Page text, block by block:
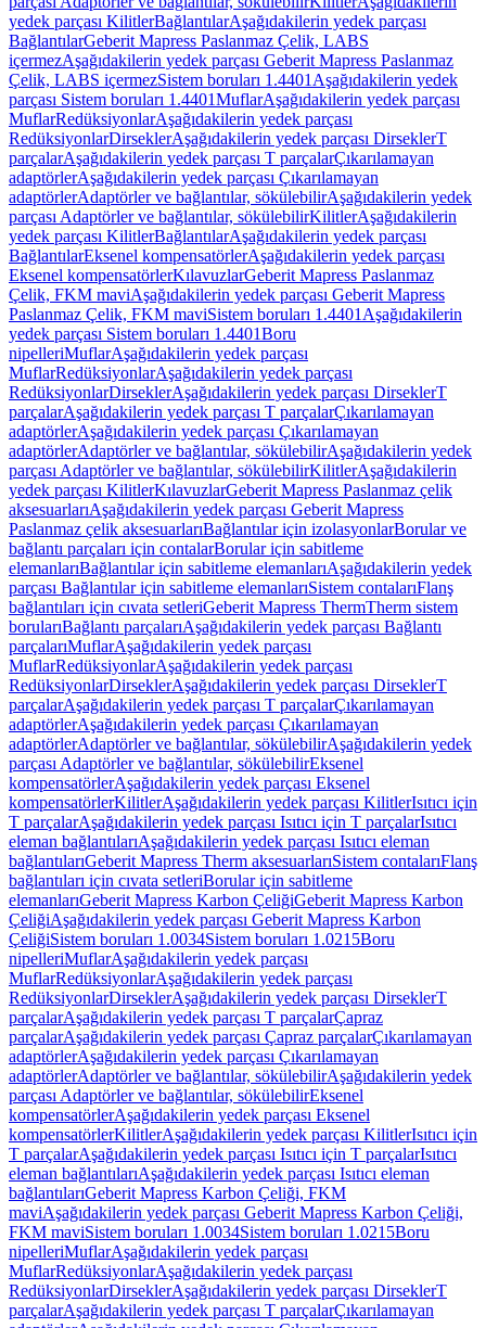
yedek parçası KilitlerBağlantılarAşağıdakilerin yedek parçası
BağlantılarGeberit Mapress Paslanmaz Çelik, LABS
içermezAşağıdakilerin yedek parçası Geberit Mapress Paslanmaz
Çelik, LABS içermezSistem boruları 1.4401 Aşağıdakilerin yedek
parçası Sistem boruları 1.4401MuflarAşağıdakilerin yedek parçası
MuflarRedüksiyonlarAşağıdakilerin yedek parçası
RedüksiyonlarDirseklerAşağıdakilerin yedek parçası DirseklerT
parçalarAşağıdakilerin yedek parçası T parçalarÇıkarılamayan
adaptörlerAşağıdakilerin yedek parçası Çıkarılamayan
adaptörlerAdaptörler ve bağlantılar, sökülebilirAşağıdakilerin yedek
parçası Adaptörler ve bağlantılar, sökülebilirKilitlerAşağıdakilerin
yedek parçası KilitlerBağlantılarAşağıdakilerin yedek parçası
BağlantılarEksenel kompensatörlerAşağıdakilerin yedek parçası
Eksenel kompensatörlerKılavuzlarGeberit Mapress Paslanmaz
Çelik, FKM maviAşağıdakilerin yedek parçası Geberit Mapress
Paslanmaz Çelik, FKM maviSistem boruları 1.4401 Aşağıdakilerin
yedek parçası Sistem boruları 1.4401Boru
nipelleriMuflarAşağıdakilerin yedek parçası
MuflarRedüksiyonlarAşağıdakilerin yedek parçası
RedüksiyonlarDirseklerAşağıdakilerin yedek parçası DirseklerT
parçalarAşağıdakilerin yedek parçası T parçalarÇıkarılamayan
adaptörlerAşağıdakilerin yedek parçası Çıkarılamayan
adaptörlerAdaptörler ve bağlantılar, sökülebilirAşağıdakilerin yedek
parçası Adaptörler ve bağlantılar, sökülebilirKilitlerAşağıdakilerin
yedek parçası KilitlerKılavuzlarGeberit Mapress Paslanmaz çelik
aksesuarlarıAşağıdakilerin yedek parçası Geberit Mapress
Paslanmaz çelik aksesuarlarıBağlantılar için izolasyonlarBorular ve
bağlantı parçaları için contalarBorular için sabitleme
elemanlarıBağlantılar için sabitleme elemanlarıAşağıdakilerin yedek
parçası Bağlantılar için sabitleme elemanlarıSistem contalarıFlanş
bağlantıları için cıvata setleriGeberit Mapress ThermTherm sistem
borularıBağlantı parçalarıAşağıdakilerin yedek parçası Bağlantı
parçalarıMuflarAşağıdakilerin yedek parçası
MuflarRedüksiyonlarAşağıdakilerin yedek parçası
RedüksiyonlarDirseklerAşağıdakilerin yedek parçası DirseklerT
parçalarAşağıdakilerin yedek parçası T parçalarÇıkarılamayan
adaptörlerAşağıdakilerin yedek parçası Çıkarılamayan
adaptörlerAdaptörler ve bağlantılar, sökülebilirAşağıdakilerin yedek
parçası Adaptörler ve bağlantılar, sökülebilirEksenel
kompensatörlerAşağıdakilerin yedek parçası Eksenel
kompensatörlerKilitlerAşağıdakilerin yedek parçası KilitlerIsıtıcı için
T parçalarAşağıdakilerin yedek parçası Isıtıcı için T parçalarIsıtıcı
eleman bağlantılarıAşağıdakilerin yedek parçası Isıtıcı eleman
bağlantılarıGeberit Mapress Therm aksesuarlarıSistem contalarıFlanş
bağlantıları için cıvata setleriBorular için sabitleme
elemanlarıGeberit Mapress Karbon ÇeliğiGeberit Mapress Karbon
ÇeliğiAşağıdakilerin yedek parçası Geberit Mapress Karbon
ÇeliğiSistem boruları 1.0034Sistem boruları 1.0215Boru
nipelleriMuflarAşağıdakilerin yedek parçası
MuflarRedüksiyonlarAşağıdakilerin yedek parçası
RedüksiyonlarDirseklerAşağıdakilerin yedek parçası DirseklerT
parçalarAşağıdakilerin yedek parçası T parçalarÇapraz
parçalarAşağıdakilerin yedek parçası Çapraz parçalarÇıkarılamayan
adaptörlerAşağıdakilerin yedek parçası Çıkarılamayan
adaptörlerAdaptörler ve bağlantılar, sökülebilirAşağıdakilerin yedek
parçası Adaptörler ve bağlantılar, sökülebilirEksenel
kompensatörlerAşağıdakilerin yedek parçası Eksenel
kompensatörlerKilitlerAşağıdakilerin yedek parçası KilitlerIsıtıcı için
T parçalarAşağıdakilerin yedek parçası Isıtıcı için T parçalarIsıtıcı
eleman bağlantılarıAşağıdakilerin yedek parçası Isıtıcı eleman
bağlantılarıGeberit Mapress Karbon Çeliği, FKM
maviAşağıdakilerin yedek parçası Geberit Mapress Karbon Çeliği,
FKM maviSistem boruları 1.0034Sistem boruları 1.0215Boru
nipelleriMuflarAşağıdakilerin yedek parçası
MuflarRedüksiyonlarAşağıdakilerin yedek parçası
RedüksiyonlarDirseklerAşağıdakilerin yedek parçası DirseklerT
parçalarAşağıdakilerin yedek parçası T parçalarÇıkarılamayan